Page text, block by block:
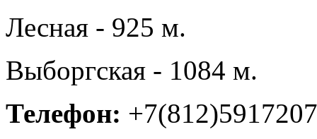
Лесная - 925 м.
Выборгская - 1084 м.
Телефон: +7(812)5917207